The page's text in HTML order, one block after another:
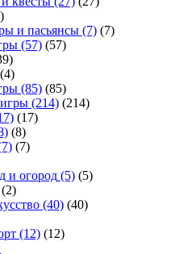
и пасьянсы (7) (7)
(57) (57)
(4)
(85) (85)
(214) (214)
(17)
(8)
(7)
и огород (5) (5)
(2)
(40) (40)
(12) (12)